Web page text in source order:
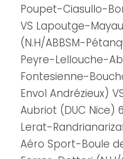
Poupet-Ciasullo-
VS Lapoutge-
(N.H/ABBSM-
Peyre-Lellouche-
Fontesienne-
Envol Andrézieux)
Aubriot (DUC Nice)
Lerat-
Aéro Sport-Boule